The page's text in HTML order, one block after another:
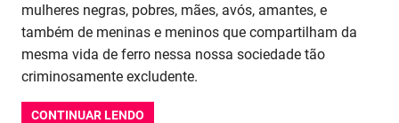
mulheres negras, pobres, mães, avós, amantes, e
também de meninas e meninos que compartilham da
mesma vida de ferro nessa nossa sociedade tão
criminosamente excludente.
CONTINUAR LENDO